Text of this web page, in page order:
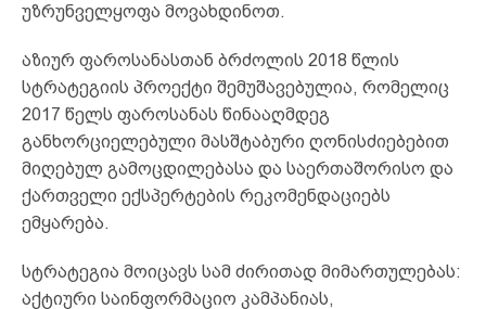
უზრუნველყოფა მოვახდინოთ.
აზიურ ფაროსანასთან ბრძოლის 2018 წლის
სტრატეგიის პროექტი შემუშავებულია, რომელიც
2017 წელს ფაროსანას წინააღმდეგ
განხორციელებული მასშტაბური ღონისძიებებით
მიღებულ გამოცდილებასა და საერთაშორისო და
ქართველი ექსპერტების რეკომენდაციებს
ემყარება.
სტრატეგია მოიცავს სამ ძირითად მიმართულებას:
აქტიური საინფორმაციო კამპანიას,